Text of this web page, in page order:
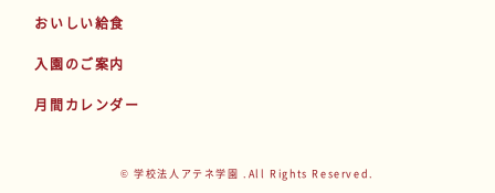
おいしい給食
入園のご案内
月間カレンダー
© 学校法人アテネ学園 .All Rights Reserved.